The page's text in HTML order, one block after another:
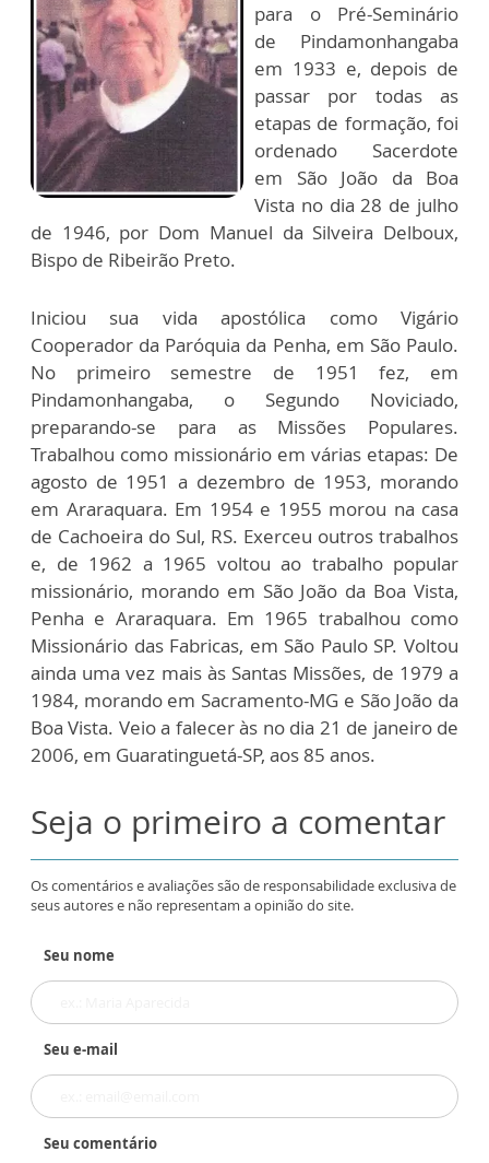
para o Pré-Seminário
de Pindamonhangaba
em 1933 e, depois de
passar por todas as
etapas de formação, foi
ordenado Sacerdote
em São João da Boa
Vista no dia 28 de julho
de 1946, por Dom Manuel da Silveira Delboux,
Bispo de Ribeirão Preto.
Iniciou sua vida apostólica como Vigário
Cooperador da Paróquia da Penha, em São Paulo.
No primeiro semestre de 1951 fez, em
Pindamonhangaba, o Segundo Noviciado,
preparando-se para as Missões Populares.
Trabalhou como missionário em várias etapas: De
agosto de 1951 a dezembro de 1953, morando
em Araraquara. Em 1954 e 1955 morou na casa
de Cachoeira do Sul, RS. Exerceu outros trabalhos
e, de 1962 a 1965 voltou ao trabalho popular
missionário, morando em São João da Boa Vista,
Penha e Araraquara. Em 1965 trabalhou como
Missionário das Fabricas, em São Paulo SP. Voltou
ainda uma vez mais às Santas Missões, de 1979 a
1984, morando em Sacramento-MG e São João da
Boa Vista. Veio a falecer às no dia 21 de janeiro de
2006, em Guaratinguetá-SP, aos 85 anos.
Seja o primeiro a comentar
Os comentários e avaliações são de responsabilidade exclusiva de
seus autores e não representam a opinião do site.
Seu nome
Seu e-mail
Seu comentário